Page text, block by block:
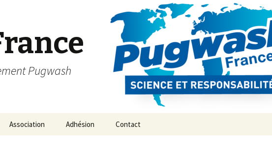
Pugwash
Association Adhésion Contact